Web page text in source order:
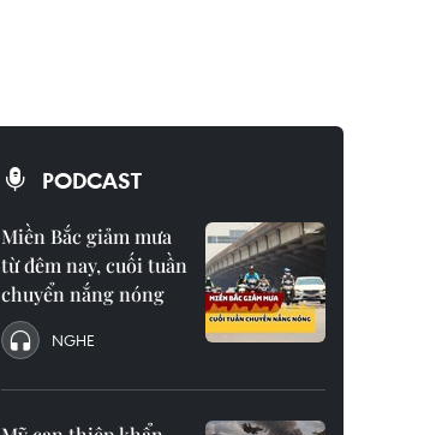
PODCAST
Miền Bắc giảm mưa
từ đêm nay, cuối tuần
chuyển nắng nóng
NGHE